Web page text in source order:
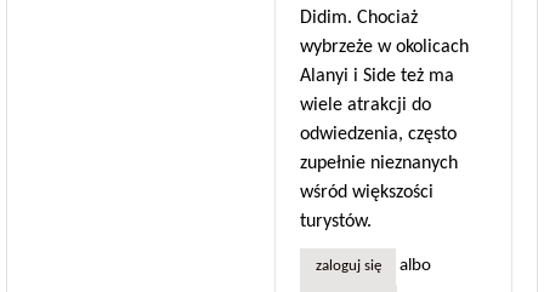
Didim. Chociaż
wybrzeże w okolicach
Alanyi i Side też ma
wiele atrakcji do
odwiedzenia, często
zupełnie nieznanych
wśród większości
turystów.
zaloguj się albo